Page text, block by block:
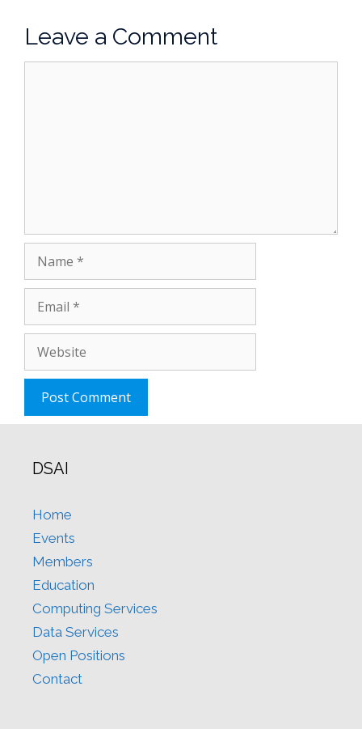
Leave a Comment
DSAI
Home
Events
Members
Education
Computing Services
Data Services
Open Positions
Contact